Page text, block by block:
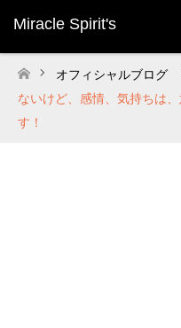
Miracle Spirit's
ホーム
オフィシャルブログ
ないけど、感情、気持ちは
す！